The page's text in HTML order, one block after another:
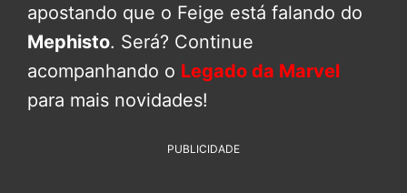
apostando que o Feige está falando do
Mephisto. Será? Continue
acompanhando o Legado da Marvel
para mais novidades!
PUBLICIDADE